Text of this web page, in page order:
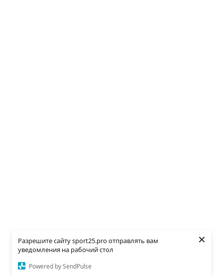
Разрешите сайту sport25.pro отправлять вам
уведомления на рабочий стол
Powered by SendPulse
×